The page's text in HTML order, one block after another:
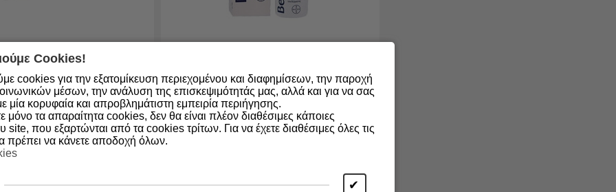
από 1 έως 3
Balm για Δερματικούς
με Προβιταμίνη Β5
100g
Κωδικός: 5200309851067
Bepanthol Spray Αφρού, Άμεση
Ανακούφιση για Εγκαύματα 75ml
Cookies!
cookies για την εξατομίκευση περιεχομένου και διαφημίσεων, την παροχή
μέσων, την ανάλυση της επισκεψιμότητάς μας, αλλά και για να σας
μία κορυφαία και απροβλημάτιστη εμπειρία περιήγησης.
μόνο τα απαραίτητα cookies, δεν θα είναι πλέον διαθέσιμες κάποιες
site, που εξαρτώνται από τα cookies τρίτων. Για να έχετε διαθέσιμες όλες τις
πρέπει να κάνετε αποδοχή όλων.
✔